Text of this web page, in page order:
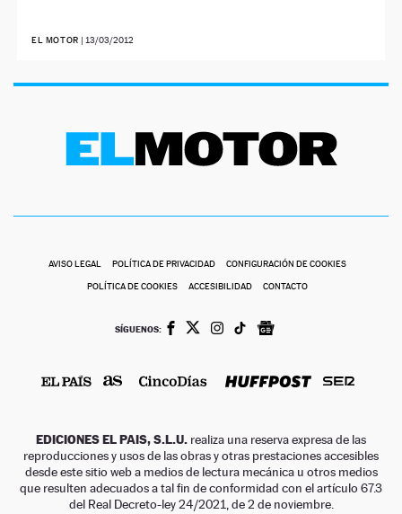
EL MOTOR | 13/03/2012
AVISO LEGAL POLÍTICA DE PRIVACIDAD CONFIGURACIÓN DE COOKIES
POLÍTICA DE COOKIES ACCESIBILIDAD CONTACTO
SÍGUENOS:
EDICIONES EL PAIS, S.L.U. realiza una reserva expresa de las
reproducciones y usos de las obras y otras prestaciones accesibles
desde este sitio web a medios de lectura mecánica u otros medios
que resulten adecuados a tal fin de conformidad con el artículo 67.3
del Real Decreto-ley 24/2021, de 2 de noviembre.